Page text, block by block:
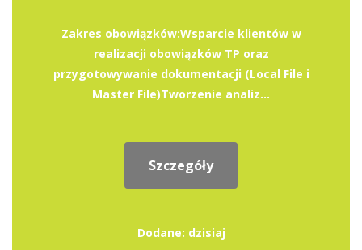
Zakres obowiązków:Wsparcie klientów w
realizacji obowiązków TP oraz
przygotowywanie dokumentacji (Local File i
Master File)Tworzenie analiz...
Szczegóły
Dodane: dzisiaj